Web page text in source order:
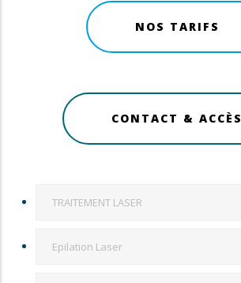
NOS TARIFS
CONTACT & ACCÈS
TRAITEMENTS
LASER TRAITEMENT LASER
Epilation Laser